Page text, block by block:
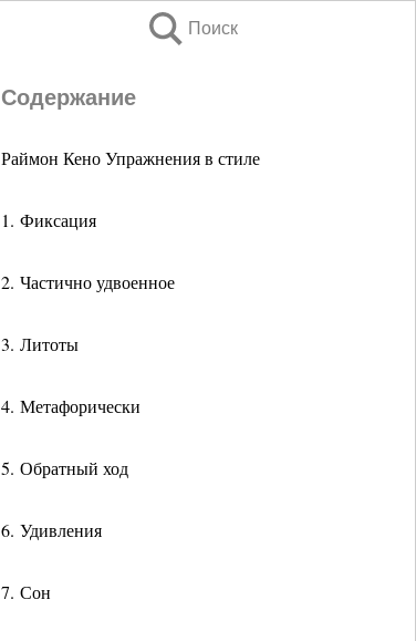
Поиск
Содержание
Раймон Кено Упражнения в стиле
1. Фиксация
2. Частично удвоенное
3. Литоты
4. Метафорически
5. Обратный ход
6. Удивления
7. Сон